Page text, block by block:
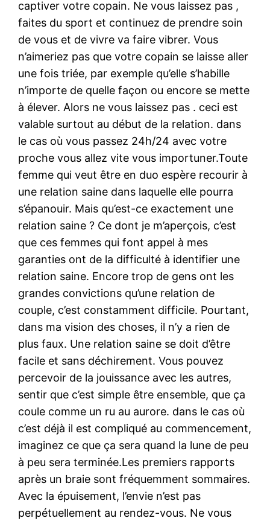
captiver votre copain. Ne vous laissez pas ,
faites du sport et continuez de prendre soin
de vous et de vivre va faire vibrer. Vous
n’aimeriez pas que votre copain se laisse aller
une fois triée, par exemple qu’elle s’habille
n’importe de quelle façon ou encore se mette
à élever. Alors ne vous laissez pas . ceci est
valable surtout au début de la relation. dans
le cas où vous passez 24h/24 avec votre
proche vous allez vite vous importuner.Toute
femme qui veut être en duo espère recourir à
une relation saine dans laquelle elle pourra
s’épanouir. Mais qu’est-ce exactement une
relation saine ? Ce dont je m’aperçois, c’est
que ces femmes qui font appel à mes
garanties ont de la difficulté à identifier une
relation saine. Encore trop de gens ont les
grandes convictions qu’une relation de
couple, c’est constamment difficile. Pourtant,
dans ma vision des choses, il n’y a rien de
plus faux. Une relation saine se doit d’être
facile et sans déchirement. Vous pouvez
percevoir de la jouissance avec les autres,
sentir que c’est simple être ensemble, que ça
coule comme un ru au aurore. dans le cas où
c’est déjà il est compliqué au commencement,
imaginez ce que ça sera quand la lune de peu
à peu sera terminée.Les premiers rapports
après un braie sont fréquemment sommaires.
Avec la épuisement, l’envie n’est pas
perpétuellement au rendez-vous. Ne vous